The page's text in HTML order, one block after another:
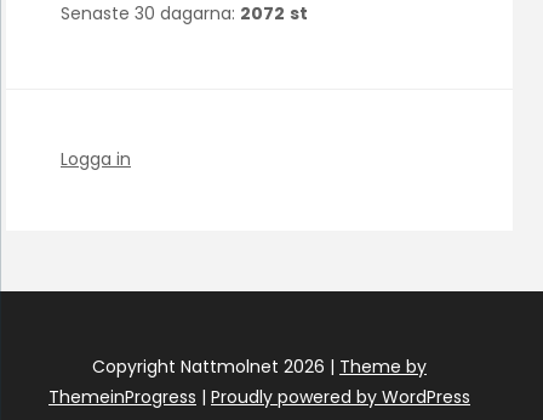
Senaste 30 dagarna: 2072 st
Logga in
Copyright Nattmolnet 2026 | Theme by
ThemeinProgress | Proudly powered by WordPress